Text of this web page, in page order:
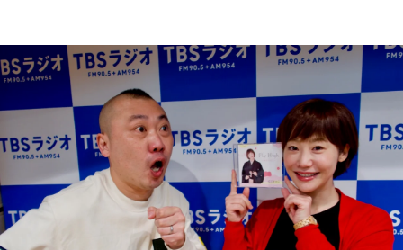
イベント・グッズ
YouTube
会社情報